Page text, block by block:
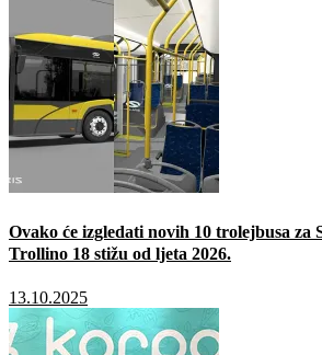
Ovako će izgledati novih 10 trolejbusa za
Trollino 18 stižu od ljeta 2026.
13.10.2025